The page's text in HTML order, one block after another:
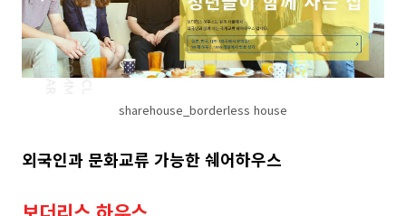
sharehouse_borderless house
외국인과 문화교류 가능한 쉐어하우스